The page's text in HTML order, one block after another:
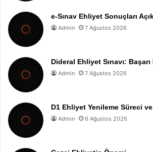
e-Sınav Ehliyet Sonuçları
Admin 7 Ağustos 2026
Dideral Ehliyet Sınavı:
Admin 7 Ağustos 2026
D1 Ehliyet Yenileme Süreci
Admin 6 Ağustos 2026